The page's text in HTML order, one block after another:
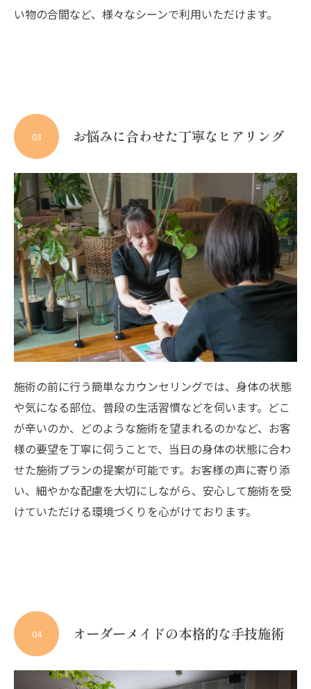
い物の合間など、様々なシーンで利用いただけます。
お悩みに合わせた丁寧なヒアリング
03
施術の前に行う簡単なカウンセリングでは、身体の状態
や気になる部位、普段の生活習慣などを伺います。どこ
が辛いのか、どのような施術を望まれるのかなど、お客
様の要望を丁寧に伺うことで、当日の身体の状態に合わ
せた施術プランの提案が可能です。お客様の声に寄り添
い、細やかな配慮を大切にしながら、安心して施術を受
けていただける環境づくりを心がけております。
オーダーメイドの本格的な手技施術
04